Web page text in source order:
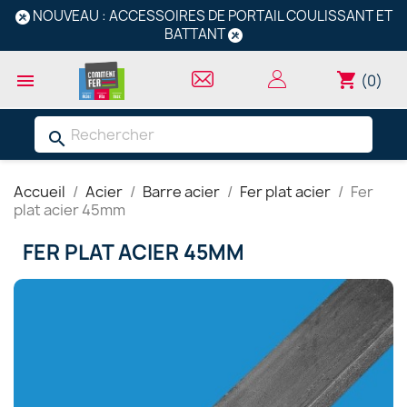
NOUVEAU : ACCESSOIRES DE PORTAIL COULISSANT ET
BATTANT
 shopping_cart (0)
search
Accueil Acier Barre acier Fer plat acier
Fer
plat acier 45mm
FER PLAT ACIER 45MM